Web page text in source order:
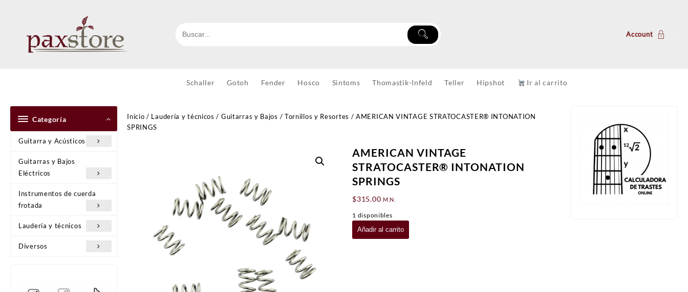
Account
Schaller Gotoh Fender Hosco Sintoms Thomastik-Infeld Teller Hipshot Ir al carrito
Categoría
Guitarra y Acústicos
Guitarras y Bajos
Eléctricos
Instrumentos de cuerda
frotada
Laudería y técnicos
Diversos
Inicio / Laudería y técnicos / Guitarras y Bajos / Tornillos y Resortes / AMERICAN VINTAGE STRATOCASTER® INTONATION
SPRINGS
AMERICAN VINTAGE
STRATOCASTER® INTONATION
SPRINGS
$315.00 M.N.
1 disponibles
AMERICAN
Añadir al carrito